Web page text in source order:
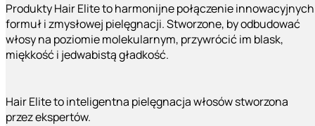
Produkty Hair Elite to harmonijne połączenie innowacyjnych
formuł i zmysłowej pielęgnacji. Stworzone, by odbudować
włosy na poziomie molekularnym, przywrócić im blask,
miękkość i jedwabistą gładkość.
Hair Elite to inteligentna pielęgnacja włosów stworzona
przez ekspertów.